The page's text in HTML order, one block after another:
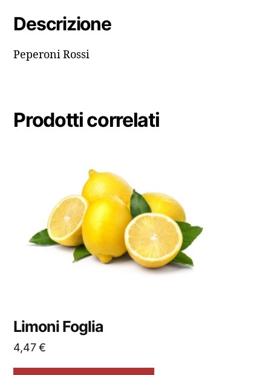
Descrizione
Peperoni Rossi
Prodotti correlati
Limoni Foglia
4,47€